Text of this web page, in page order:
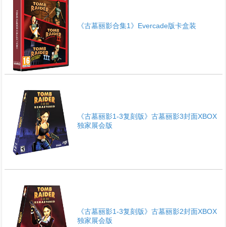
《古墓丽影合集1》Evercade版卡盒装
《古墓丽影1-3复刻版》古墓丽影3封面XBOX
独家展会版
《古墓丽影1-3复刻版》古墓丽影2封面XBOX
独家展会版